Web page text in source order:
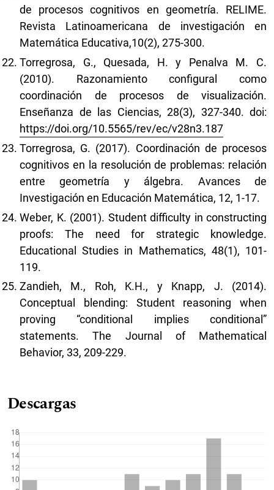
de procesos cognitivos en geometría. RELIME.
Revista Latinoamericana de investigación en
Matemática Educativa,10(2), 275-300.
Torregrosa, G., Quesada, H. y Penalva M. C.
(2010). Razonamiento configural como
coordinación de procesos de visualización.
Enseñanza de las Ciencias, 28(3), 327-340. doi:
https://doi.org/10.5565/rev/ec/v28n3.187
Torregrosa, G. (2017). Coordinación de procesos
cognitivos en la resolución de problemas: relación
entre geometría y álgebra. Avances de
Investigación en Educación Matemática, 12, 1-17.
Weber, K. (2001). Student difficulty in constructing
proofs: The need for strategic knowledge.
Educational Studies in Mathematics, 48(1), 101-
119.
Zandieh, M., Roh, K.H., y Knapp, J. (2014).
Conceptual blending: Student reasoning when
proving “conditional implies conditional”
statements. The Journal of Mathematical
Behavior, 33, 209-229.
Descargas